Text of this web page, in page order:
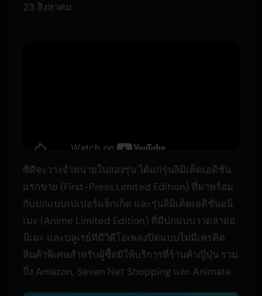
23 สิงหาคม
ซีดีจะวางจำหน่ายในสองรุ่น ได้แก่รุ่นลิมิเต็ดเอดิชัน
แรกขาย (First-Press Limited Edition) ที่มาพร้อม
กับปกแบบเปเปอร์แจ็กเก็ต และรุ่นลิมิเต็ดเอดิชันอนิ
เมะ (Anime Limited Edition) ที่มีปกแบบวาดลายอ
นิเมะ และบลูเรย์ที่มีวิดีโอเพลงปิดแบบไม่มีเครดิต
สินค้าพิเศษสำหรับผู้ซื้อมีให้บริการที่ร้านค้าญี่ปุ่น รวม
ถึง Amazon, Seven Net Shopping และ Animate